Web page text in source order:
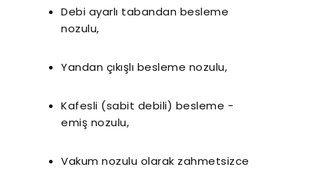
Debi ayarlı tabandan besleme
nozulu,
Yandan çıkışlı besleme nozulu,
Kafesli (sabit debili) besleme -
emiş nozulu,
Vakum nozulu olarak zahmetsizce